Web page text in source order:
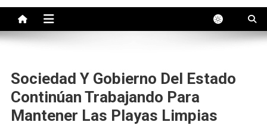
Sociedad Y Gobierno Del Estado
Continúan Trabajando Para
Mantener Las Playas Limpias